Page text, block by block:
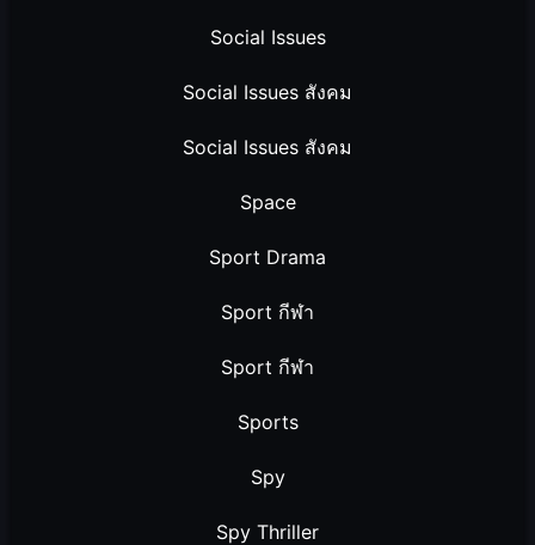
Social Issues
Social Issues สังคม
Social Issues สังคม
Space
Sport Drama
Sport กีฬา
Sport กีฬา
Sports
Spy
Spy Thriller